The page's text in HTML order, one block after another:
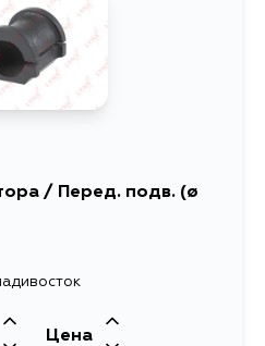
/ Перед. подв. (ø
Цена